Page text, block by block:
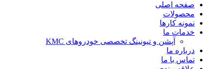
صفحه اصلی
محصولات
نمونه کارها
خدمات ما
آپشن و تیونینگ تخصصی خودروهای KMC
درباره ما
تماس با ما